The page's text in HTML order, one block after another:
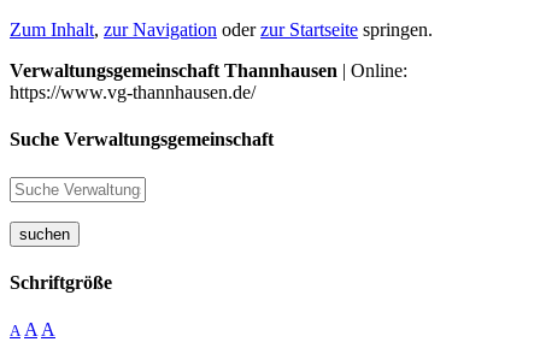
Zum Inhalt, zur Navigation oderzur Startseite springen.
Verwaltungsgemeinschaft Thannhausen | Online:
https://www.vg-thannhausen.de/
Suche Verwaltungsgemeinschaft
suchen
Schriftgröße
A A A